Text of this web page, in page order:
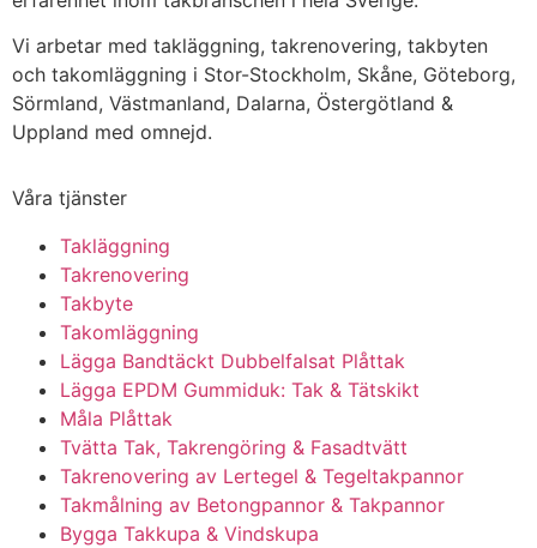
Vi arbetar med takläggning, takrenovering, takbyten
och takomläggning i Stor-Stockholm, Skåne, Göteborg,
Sörmland, Västmanland, Dalarna, Östergötland &
Uppland med omnejd.
Våra tjänster
Takläggning
Takrenovering
Takbyte
Takomläggning
Lägga Bandtäckt Dubbelfalsat Plåttak
Lägga EPDM Gummiduk: Tak & Tätskikt
Måla Plåttak
Tvätta Tak, Takrengöring & Fasadtvätt
Takrenovering av Lertegel & Tegeltakpannor
Takmålning av Betongpannor & Takpannor
Bygga Takkupa & Vindskupa